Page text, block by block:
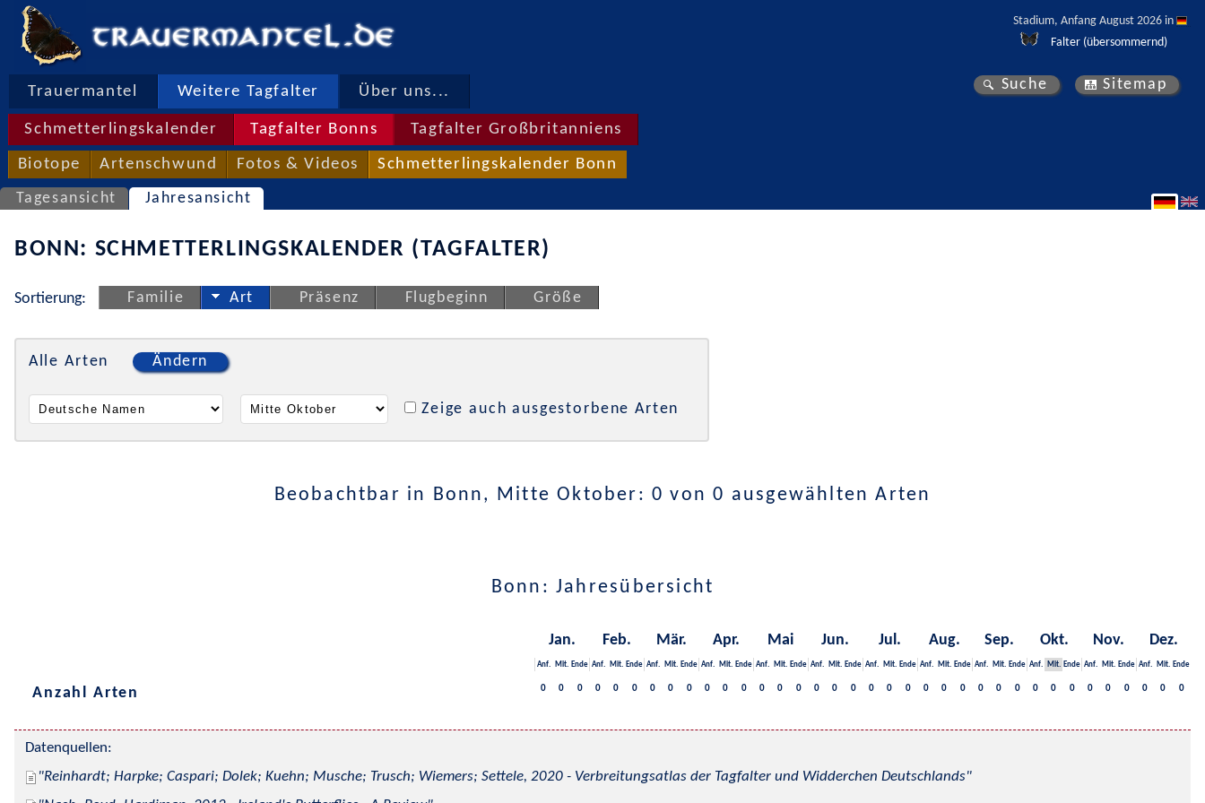
Stadium, Anfang August 2026 in
Falter (übersommernd)
Trauermantel Weitere Tagfalter Über uns...
Schmetterlingskalender Tagfalter Bonns Tagfalter Großbritanniens
Biotope Artenschwund Fotos & Videos Schmetterlingskalender Bonn
Suche Sitemap
Tagesansicht Jahresansicht
BONN: SCHMETTERLINGSKALENDER (TAGFALTER)
Sortierung: Familie Art Präsenz Flugbeginn Größe
Alle Arten Ändern
Zeige auch ausgestorbene Arten
Beobachtbar in Bonn, Mitte Oktober: 0 von 0 ausgewählten Arten
Bonn: Jahresübersicht
Jan. Feb. Mär. Apr. Mai Jun. Jul. Aug. Sep. Okt. Nov. Dez.
Anf. Mit. Ende Anf. Mit. Ende Anf. Mit. Ende Anf. Mit. Ende Anf. Mit. Ende Anf. Mit. Ende Anf. Mit. Ende Anf. Mit. Ende Anf. Mit. Ende Anf. Mit. Ende Anf. Mit. Ende Anf. Mit. Ende
Anzahl Arten 0 0 0 0 0 0 0 0 0 0 0 0 0 0 0 0 0 0 0 0 0 0 0 0 0 0 0 0 0 0 0 0 0 0 0 0
Datenquellen:
Reinhardt; Harpke; Caspari; Dolek; Kuehn; Musche; Trusch; Wiemers; Settele, 2020 - Verbreitungsatlas der Tagfalter und Widderchen Deutschlands